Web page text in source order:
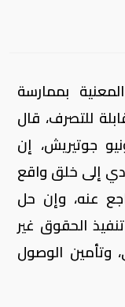
بممارسة
للتصرف، قال
جوتيريش، إن
إلى خلق واقع
عنه، وإن حل
الحقوق غير
وتأمين الوصول